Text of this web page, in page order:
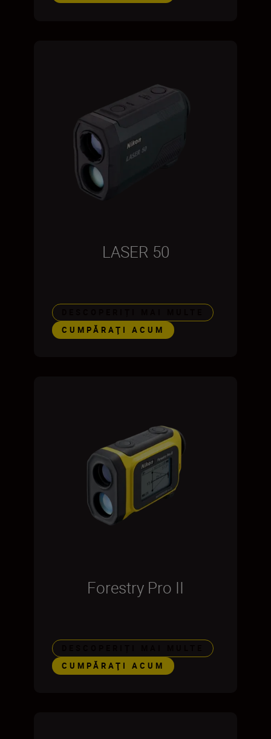
LASER 50
CUMPĂRAŢI ACUM
Forestry Pro II
CUMPĂRAŢI ACUM